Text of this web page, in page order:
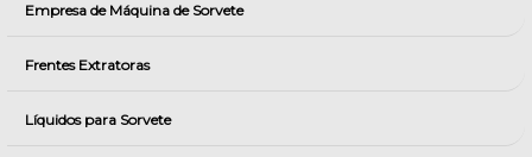
Empresa de Máquina de Sorvete
Frentes Extratoras
Líquidos para Sorvete